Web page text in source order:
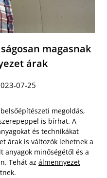
magasnak
árak
07-25
megoldás,
is bírhat. A
és technikákat
árak is változók lehetnek a
minőségétől és a
Tehát az álmennyezet